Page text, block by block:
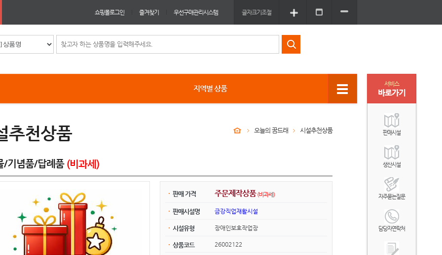
쇼핑몰로그인 즐겨찾기 우선구매관리시스템 글자크기조절
지역별 상품
추천상품 오늘의 꿈드래 시설추천상품
/기념품/답례품 (비과세)
판매 가격 주문제작상품 (비과세)
판매시설명 금강직업재활시설
시설유형 장애인보호작업장
상품코드 26002122
서비스
바로가기
판매시설
생산시설
자주묻는질문
담당자연락처